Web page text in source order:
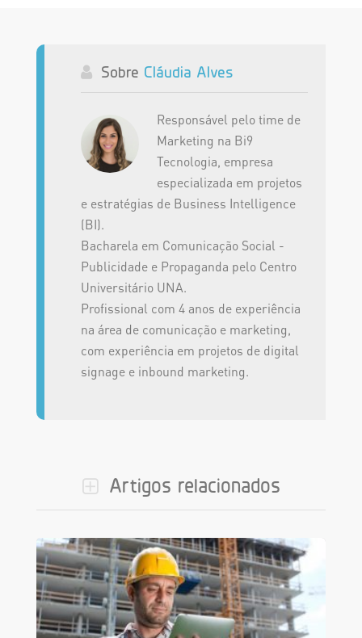
Sobre Cláudia Alves
Responsável pelo time de
Marketing na Bi9
Tecnologia, empresa
especializada em projetos
e estratégias de Business Intelligence
(BI).
Bacharela em Comunicação Social -
Publicidade e Propaganda pelo Centro
Universitário UNA.
Profissional com 4 anos de experiência
na área de comunicação e marketing,
com experiência em projetos de digital
signage e inbound marketing.
Artigos relacionados